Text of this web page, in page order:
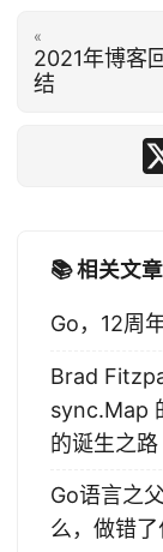
«
2021年博客
结
📚 相关文章
Go，12周
Brad
sync.Map
的诞生之路
Go语言之
么，做错了